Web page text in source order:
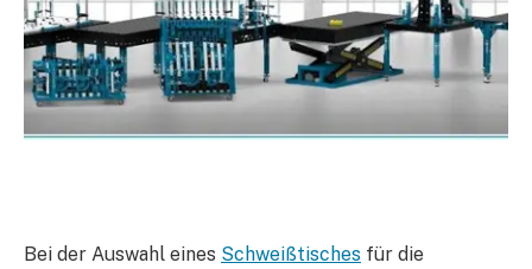
Bei der Auswahl eines Schweißtisches für die